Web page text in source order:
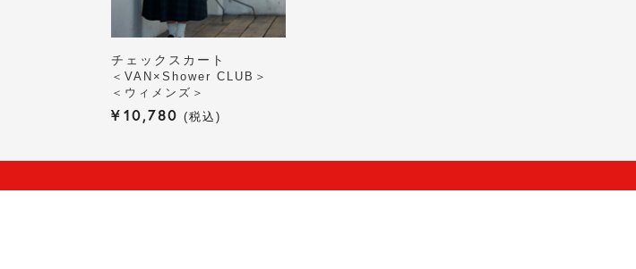
チェックスカート
＜VAN×Shower CLUB＞
＜ウィメンズ＞
¥10,780 税込